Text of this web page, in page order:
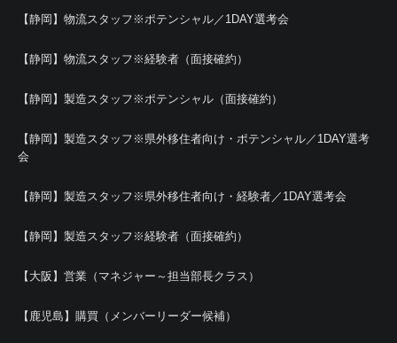
【静岡】物流スタッフ※ポテンシャル／1DAY選考会
【静岡】物流スタッフ※経験者（面接確約）
【静岡】製造スタッフ※ポテンシャル（面接確約）
【静岡】製造スタッフ※県外移住者向け・ポテンシャル／1DAY選考
会
【静岡】製造スタッフ※県外移住者向け・経験者／1DAY選考会
【静岡】製造スタッフ※経験者（面接確約）
【大阪】営業（マネジャー～担当部長クラス）
【鹿児島】購買（メンバーリーダー候補）